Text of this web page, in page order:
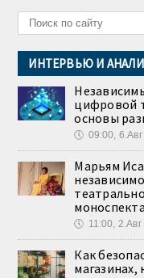
ИНТЕРВЬЮ И
цифровой
основы
🕔 09:00,
Марьям
🕔 11:00,
Как
магазинах,